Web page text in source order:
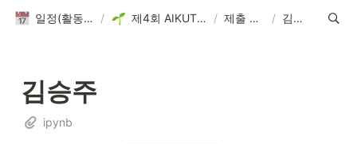
일정(활동 DB) / 제4회 AIKUTHON / 제출 파일 / 김승주
김승주
ipynb